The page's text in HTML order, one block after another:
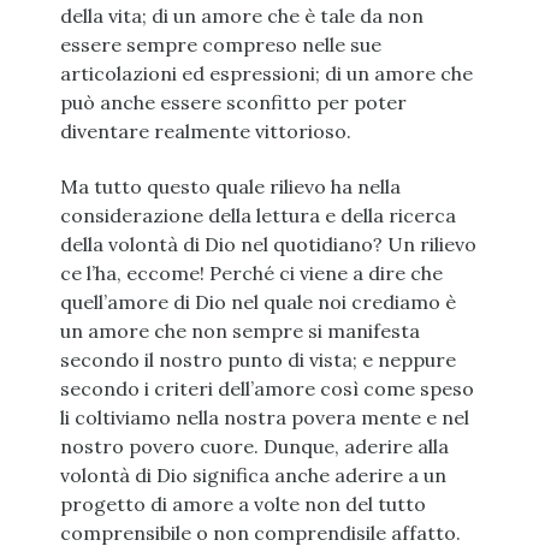
della vita; di un amore che è tale da non
essere sempre compreso nelle sue
articolazioni ed espressioni; di un amore che
può anche essere sconfitto per poter
diventare realmente vittorioso.
Ma tutto questo quale rilievo ha nella
considerazione della lettura e della ricerca
della volontà di Dio nel quotidiano? Un rilievo
ce l’ha, eccome! Perché ci viene a dire che
quell’amore di Dio nel quale noi crediamo è
un amore che non sempre si manifesta
secondo il nostro punto di vista; e neppure
secondo i criteri dell’amore così come speso
li coltiviamo nella nostra povera mente e nel
nostro povero cuore. Dunque, aderire alla
volontà di Dio significa anche aderire a un
progetto di amore a volte non del tutto
comprensibile o non comprendisile affatto.